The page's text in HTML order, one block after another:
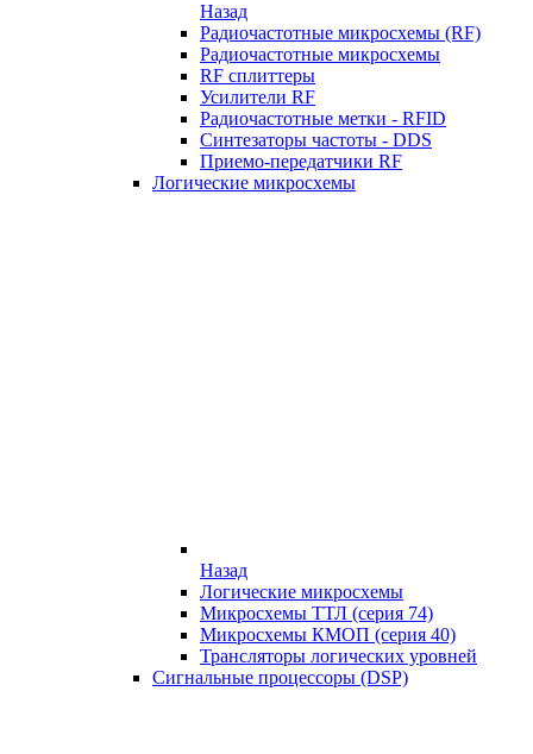
Назад
Радиочастотные микросхемы (RF)
Радиочастотные микросхемы
RF сплиттеры
Усилители RF
Радиочастотные метки - RFID
Синтезаторы частоты - DDS
Приемо-передатчики RF
Логические микросхемы
Назад
Логические микросхемы
Микросхемы ТТЛ (серия 74)
Микросхемы КМОП (серия 40)
Трансляторы логических уровней
Сигнальные процессоры (DSP)